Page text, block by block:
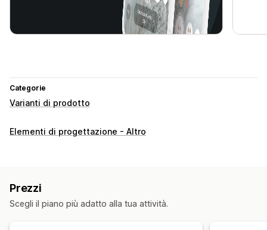
Categorie
Varianti di prodotto
Elementi di progettazione - Altro
Prezzi
Scegli il piano più adatto alla tua attività.